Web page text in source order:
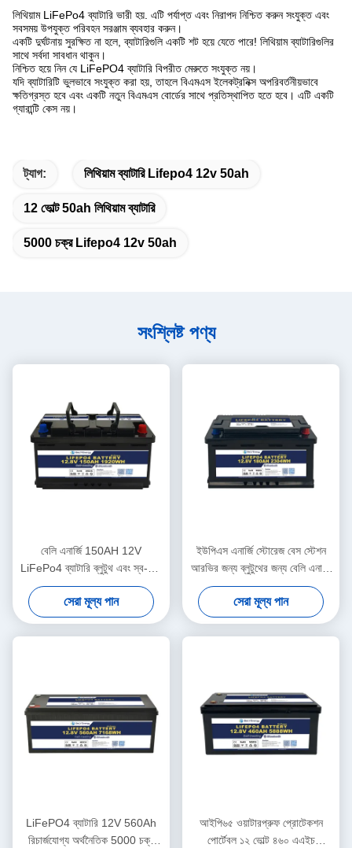
লিথিয়াম LiFePo4 ব্যাটারি ভারী হয়. এটি পর্যাপ্ত এবং নিরাপদ নিশ্চিত করুন সংযুক্ত এবং
সবসময় উপযুক্ত পরিবহন সরঞ্জাম ব্যবহার করুন।
একটি দুর্ঘটনায় সুরক্ষিত না হলে, ব্যাটারিগুলি একটি শট হয়ে যেতে পারে! লিথিয়াম ব্যাটারিগুলির
সাথে সর্বদা সাবধান থাকুন।
নিশ্চিত হয়ে নিন যে LiFePO4 ব্যাটারি বিপরীত মেরুতে সংযুক্ত নয়।
যদি ব্যাটারিটি ভুলভাবে সংযুক্ত করা হয়, তাহলে বিএমএস ইলেকট্রনিক্স অপরিবর্তনীয়ভাবে
ক্ষতিগ্রস্ত হবে এবং একটি নতুন বিএমএস বোর্ডের সাথে প্রতিস্থাপিত হতে হবে। এটি একটি
গ্যারান্টি কেস নয়।
ট্যাগ: লিথিয়াম ব্যাটারি Lifepo4 12v 50ah
12 ভোল্ট 50ah লিথিয়াম ব্যাটারি
5000 চক্র Lifepo4 12v 50ah
সংশ্লিষ্ট পণ্য
বেলি এনার্জি 150AH 12V
LiFePo4 ব্যাটারি ব্লুটুথ এবং স্ব-গরম
করার জন্য ইয়াচিট মেডিকেল
সেরা মূল্য পান
ইউপিএস এনার্জি স্টোরেজ বেস স্টেশন
আরভির জন্য ব্লুটুথের জন্য বেলি এনার্জি
লেটেস্ট ডিজাইন 12V 180AH ব্যাটারি
সেরা মূল্য পান
LiFePO4 ব্যাটারি 12V 560Ah
রিচার্জযোগ্য অর্থনৈতিক 5000 চক্র
আইপি৬৫ ওয়াটারপ্রুফ প্রোটেকশন
পোর্টেবল ১২ ভোল্ট ৪৬০ এএইচ